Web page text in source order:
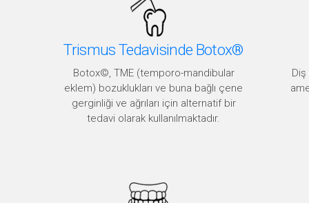
çekilmesiyle kayma durdurulabilir veya en
sorumludurlar. Çektikten sonra genellikle bir
tekrar iyileştirmeye yardımcı olur. Ayrıca
Trismus Tedavisinde Botox®
Botox©, TME (temporo-mandibular
eklem) bozuklukları ve buna bağlı çene
gerginliği ve ağrıları için alternatif bir
tedavi olarak kullanılmaktadır.